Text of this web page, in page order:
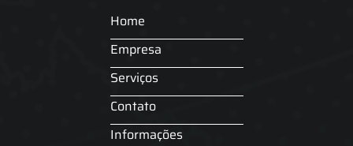
Home
Empresa
Serviços
Contato
Informações